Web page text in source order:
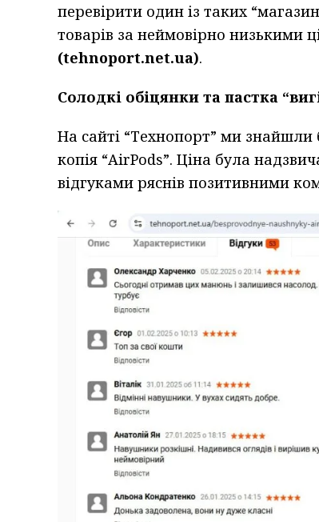
перевірити один із таких
товарів за неймовірно низькими
(tehnoport.net.ua).
Солодкі обіцянки та пастка
На сайті “Технопорт” ми знайшли
копія “AirPods”. Ціна була
відгуками ряснів позитивними